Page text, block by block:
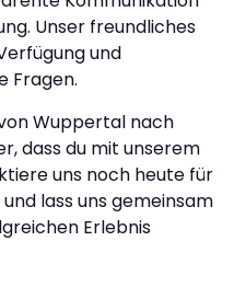
Unser freundliches
und
Fragen.
Wuppertal nach
dass du mit unserem
uns noch heute für
lass uns gemeinsam
Erlebnis